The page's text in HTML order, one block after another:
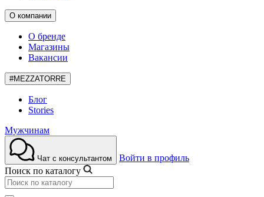
О компании
О бренде
Магазины
Вакансии
#MEZZATORRE
Блог
Stories
Мужчинам
Чат с консультантом
Войти в профиль
Поиск по каталогу